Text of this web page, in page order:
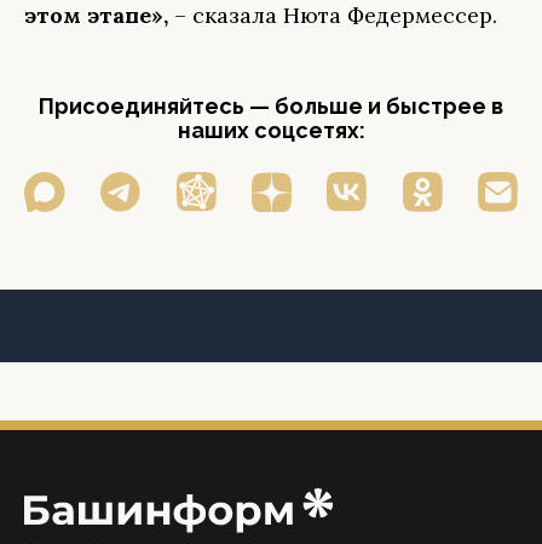
этом этапе», – сказала Нюта Федермессер.
Присоединяйтесь — больше и быстрее в
наших соцсетях: